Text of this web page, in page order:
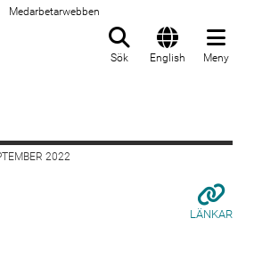
Medarbetarwebben
Sök English Meny
2022
LÄNKAR